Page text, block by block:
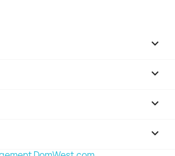



keyboard_arrow_down